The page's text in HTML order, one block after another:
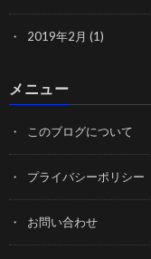
2019年2月 (1)
メニュー
このブログについて
プライバシーポリシー
お問い合わせ